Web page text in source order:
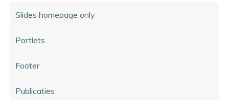
Slides homepage only
Portlets
Footer
Publicaties